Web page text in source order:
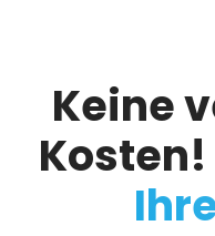
Keine
Kosten!